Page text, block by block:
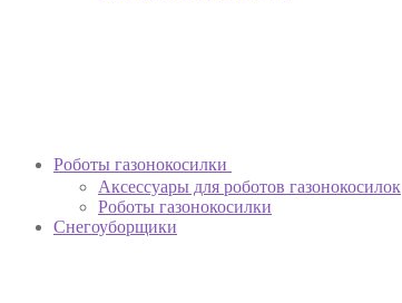
Роботы газонокосилки
Аксессуары для роботов газонокосилок
Роботы газонокосилки
Снегоуборщики